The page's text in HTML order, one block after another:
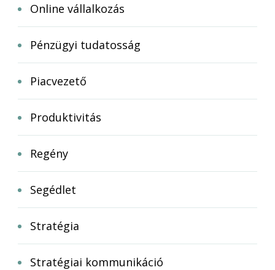
Online vállalkozás
Pénzügyi tudatosság
Piacvezető
Produktivitás
Regény
Segédlet
Stratégia
Stratégiai kommunikáció